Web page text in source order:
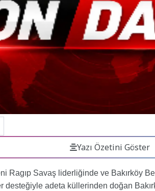
Yazı Özetini Göster
Ragıp Savaş liderliğinde ve Bakırköy
desteğiyle adeta küllerinden doğan